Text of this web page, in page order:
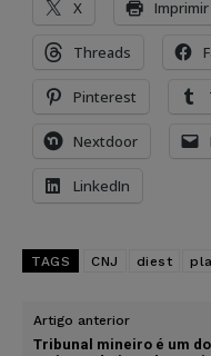
X Imprimir
Threads
Pinterest
Nextdoor
LinkedIn
TAGS CNJ diest
Artigo anterior
Tribunal mineiro é um